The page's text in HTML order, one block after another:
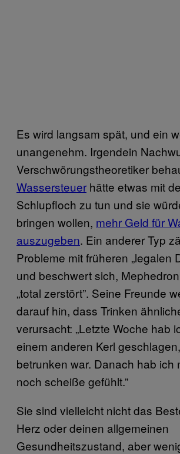
Es wird langsam spät, und ein
unangenehm. Irgendein
Verschwörungstheoretiker
Wassersteuer hätte etwas mit
Schlupfloch zu tun und sie
bringen wollen, mehr Geld für
auszugeben. Ein anderer Typ
Probleme mit früheren „legalen
und beschwert sich,
„total zerstört”. Seine Freunde
darauf hin, dass Trinken
verursacht: „Letzte Woche hab
einem anderen Kerl
betrunken war. Danach hab ich
noch scheiße gefühlt.”
Sie sind vielleicht nicht das
Herz oder deinen allgemeinen
Gesundheitszustand, aber